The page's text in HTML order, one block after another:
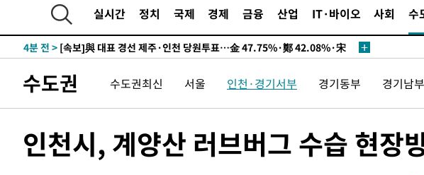
실시간 정치 국제 경제 금융 산업 IT·바이오 사회 수
-470초 전 >
[속보]與최고위원 제주·인천 순회경선…박선원·최민희·서미화·한
민수·김용 순
-423초 전 >
44.56%
4분 전 > [속보]與 대표 경선 제주·인천 당원투표…金 47.75%·鄭 42.08%·宋
13분 전 >[속보]與 당대표 경선, 제주·인천 권리당원 투표 김민석 승리
1시간 전 >낮 최고 35도 '무더위'…동해안 시간당 30㎜ '강한 비'[내일날씨]
티코 이적"
2시간 전 > 수도권 40도 육박 '펄펄'…동해안 일부 지역엔 호의주의보
수도권 수도권최신 서울 인천·경기서부 경기동부 경기남부
인천시, 계양산 러브버그 수습 현장